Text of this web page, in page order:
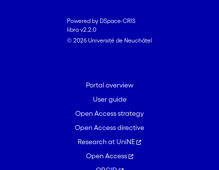
Powered by DSpace-CRIS
libra v2.2.0
© 2026 Université de Neuchâtel
Portal overview
User guide
Open Access strategy
Open Access directive
Research at UniNE
Open Access